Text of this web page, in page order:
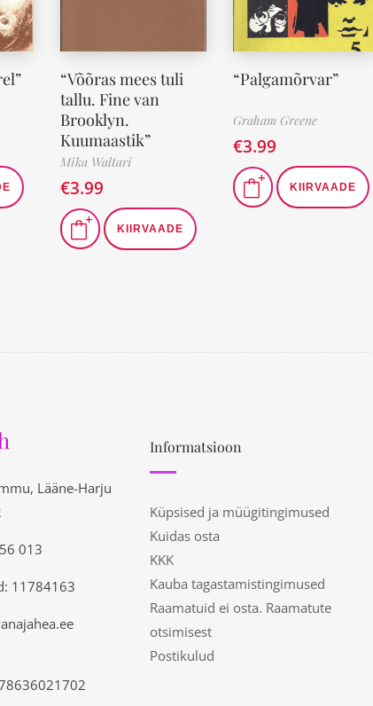
“Võõras mees tuli
tallu. Fine van
Brooklyn.
Kuumaastik”
Mika Waltari
€3.99
KIIRVAADE
“Palgamõrvar”
Graham Greene
€3.99
KIIRVAADE
Lääne-Harju
013
11784163
Informatsioon
Küpsised ja müügitingimused
Kuidas osta
KKK
Kauba tagastamistingimused
Raamatuid ei osta. Raamatute
otsimisest
Postikulud